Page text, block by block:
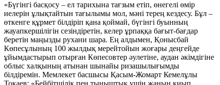
«Бүгінгі басқосу – ел тарихына тағзым етіп, өнегелі өмір
иелерін ұлықтайтын тағылымы мол, мәні терең кездесу. Бұл –
өткенге құрмет білдіріп қана қоймай, бүгінгі буынның
жауапкершілігін сезіндіретін, келер ұрпаққа бағыт-бағдар
беретін маңызды рухани шара. Ең алдымен, Қонысбай
Көпесұлының 100 жылдық мерейтойын жоғары деңгейде
ұйымдастырып отырған Көпесовтер әулетіне, аудан әкімдігіне
облыс халқының атынан шынайы ризашылығымды
білдіремін. Мемлекет басшысы Қасым-Жомарт Кемелұлы